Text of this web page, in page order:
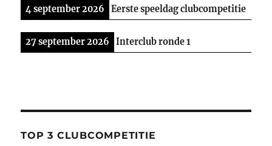
4 september 2026 Eerste speeldag clubcompetitie
27 september 2026 Interclub ronde 1
TOP 3 CLUBCOMPETITIE